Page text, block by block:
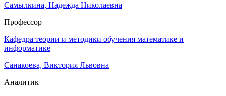
Самылкина, Надежда Николаевна
Профессор
Кафедра теории и методики обучения математике и
информатике
Санакоева, Виктория Львовна
Аналитик